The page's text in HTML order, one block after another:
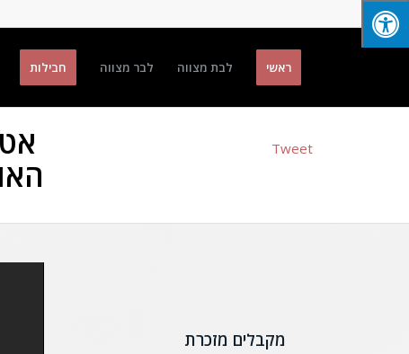
ראשי לבת מצווה לבר מצווה חבילות
Tweet
מקבלים מזכרת